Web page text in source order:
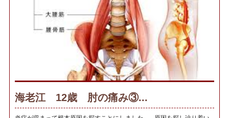
海老江 12歳 肘の痛み③...